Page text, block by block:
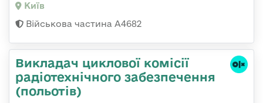
Київ
Військова частина А4682
Викладач циклової комісії
радіотехнічного забезпечення
(польотів)